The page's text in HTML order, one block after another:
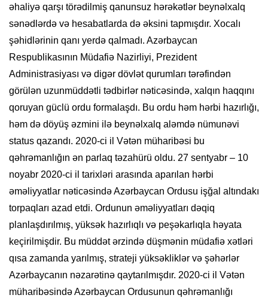
əhaliyə qarşı törədilmiş qanunsuz hərəkətlər beynəlxalq
sənədlərdə və hesabatlarda də əksini tapmışdır. Xocalı
şəhidlərinin qanı yerdə qalmadı. Azərbaycan
Respublikasının Müdafiə Nazirliyi, Prezident
Administrasiyası və digər dövlət qurumları tərəfindən
görülən uzunmüddətli tədbirlər nəticəsində, xalqın haqqını
qoruyan güclü ordu formalaşdı. Bu ordu həm hərbi hazırlığı,
həm də döyüş əzmini ilə beynəlxalq aləmdə nümunəvi
status qazandı. 2020-ci il Vətən müharibəsi bu
qəhrəmanlığın ən parlaq təzahürü oldu. 27 sentyabr – 10
noyabr 2020-ci il tarixləri arasında aparılan hərbi
əməliyyatlar nəticəsində Azərbaycan Ordusu işğal altındakı
torpaqları azad etdi. Ordunun əməliyyatları dəqiq
planlaşdırılmış, yüksək hazırlıqlı və peşəkarlıqla həyata
keçirilmişdir. Bu müddət ərzində düşmənin müdafiə xətləri
qısa zamanda yarılmış, strateji yüksəkliklər və şəhərlər
Azərbaycanın nəzarətinə qaytarılmışdır. 2020-ci il Vətən
müharibəsində Azərbaycan Ordusunun qəhrəmanlığı